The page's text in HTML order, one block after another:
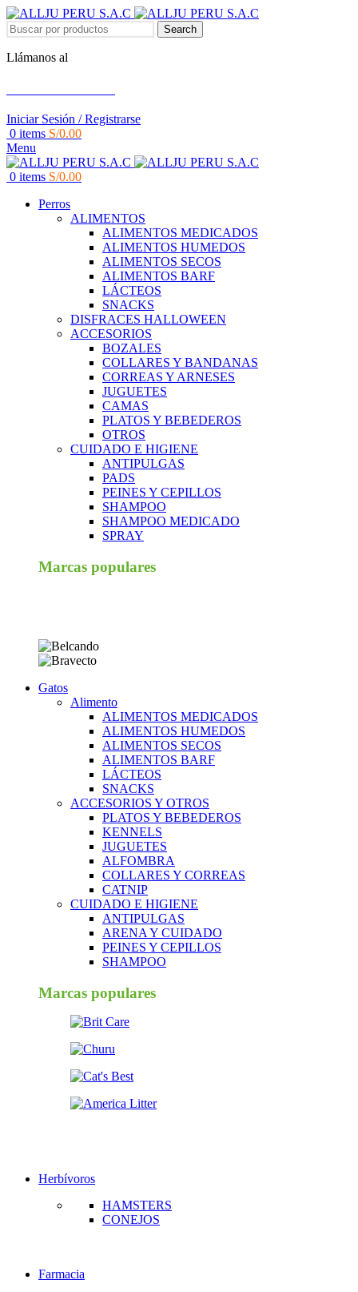
Search
Llámanos al
Iniciar Sesión / Registrarse
0 items S/0.00
Menu
0 items S/0.00
Perros
ALIMENTOS
ALIMENTOS MEDICADOS
ALIMENTOS HUMEDOS
ALIMENTOS SECOS
ALIMENTOS BARF
LÁCTEOS
SNACKS
DISFRACES HALLOWEEN
ACCESORIOS
BOZALES
COLLARES Y BANDANAS
CORREAS Y ARNESES
JUGUETES
CAMAS
PLATOS Y BEBEDEROS
OTROS
CUIDADO E HIGIENE
ANTIPULGAS
PADS
PEINES Y CEPILLOS
SHAMPOO
SHAMPOO MEDICADO
SPRAY
Marcas populares
Gatos
Alimento
ALIMENTOS MEDICADOS
ALIMENTOS HUMEDOS
ALIMENTOS SECOS
ALIMENTOS BARF
LÁCTEOS
SNACKS
ACCESORIOS Y OTROS
PLATOS Y BEBEDEROS
KENNELS
JUGUETES
ALFOMBRA
COLLARES Y CORREAS
CATNIP
CUIDADO E HIGIENE
ANTIPULGAS
ARENA Y CUIDADO
PEINES Y CEPILLOS
SHAMPOO
Marcas populares
Herbívoros
HAMSTERS
CONEJOS
Farmacia